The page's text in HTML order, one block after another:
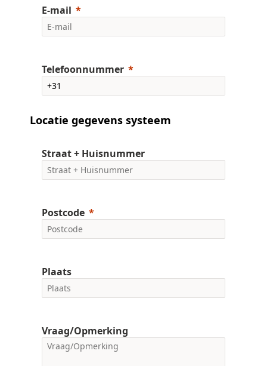
E-mail
Telefoonnummer
Locatie gegevens systeem
Straat + Huisnummer
Postcode
Plaats
Vraag/Opmerking